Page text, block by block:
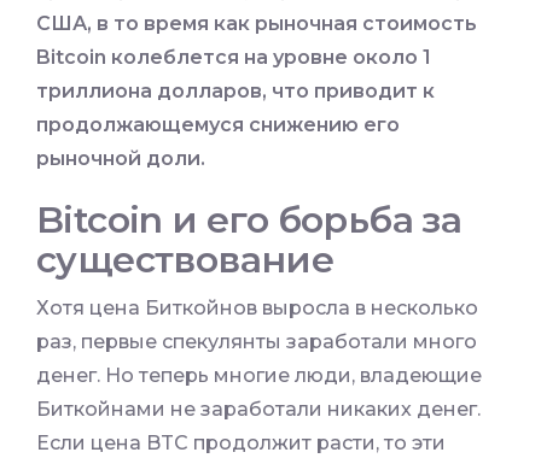
США, в то время как рыночная стоимость
Bitcoin колеблется на уровне около 1
триллиона долларов, что приводит к
продолжающемуся снижению его
рыночной доли.
Bitcoin и его борьба за
существование
Хотя цена Биткойнов выросла в несколько
раз, первые спекулянты заработали много
денег. Но теперь многие люди, владеющие
Биткойнами не заработали никаких денег.
Если цена BTC продолжит расти, то эти